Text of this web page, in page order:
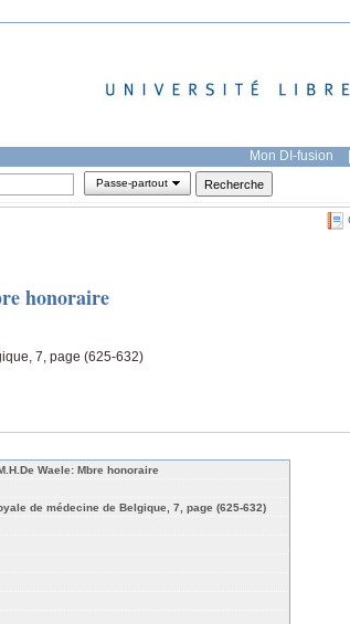
Mon DI-fusion |
Passe-partout
honoraire
7, page (625-632)
Waele: Mbre honoraire
de médecine de Belgique, 7, page (625-632)